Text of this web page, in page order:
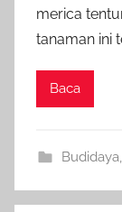
merica
tanaman ini
Baca
Budidaya